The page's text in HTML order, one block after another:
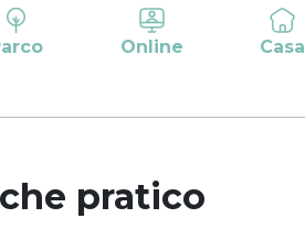
Online Casa
pratico